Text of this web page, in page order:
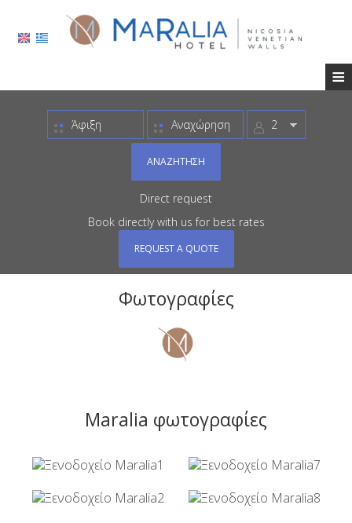
≡
ΞΕΝΟΔΟΧΕΊΟ
ΤΟΠΟΘΕΣΊΑ
ΑΝΑΖΉΤΗΣΗ
Direct request
Book directly with us for best rates
REQUEST A QUOTE
Φωτογραφίες
Maralia φωτογραφίες